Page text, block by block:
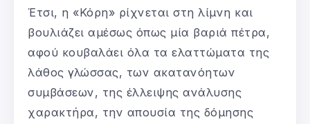
Έτσι, η «Κόρη» ρίχνεται στη λίμνη και
βουλιάζει αμέσως όπως μία βαριά πέτρα,
αφού κουβαλάει όλα τα ελαττώματα της
λάθος γλώσσας, των ακατανόητων
συμβάσεων, της έλλειψης ανάλυσης
χαρακτήρα, την απουσία της δόμησης